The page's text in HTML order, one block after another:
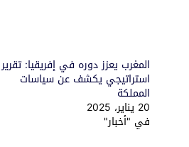
المغرب يعزز دوره في إفريقيا: تقرير
استراتيجي يكشف عن سياسات
المملكة
20 يناير، 2025
في "أخبار"